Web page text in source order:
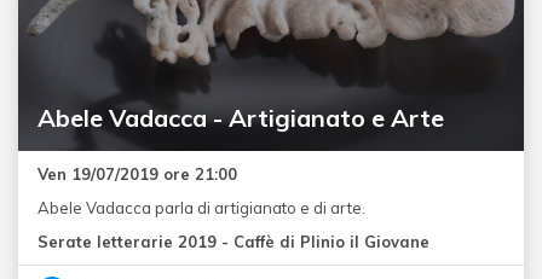
Abele Vadacca - Artigianato e Arte
Ven 19/07/2019 ore 21:00
Abele Vadacca parla di artigianato e di arte.
Serate letterarie 2019 - Caffè di Plinio il Giovane